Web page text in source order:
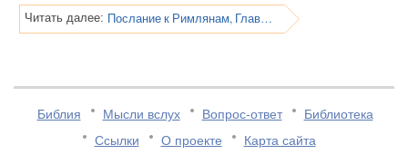
Читать далее: Послание к Римлянам, Глава 3
Библия Мысли вслух Вопрос-ответ
Библиотека
Ссылки
О проекте Карта сайта